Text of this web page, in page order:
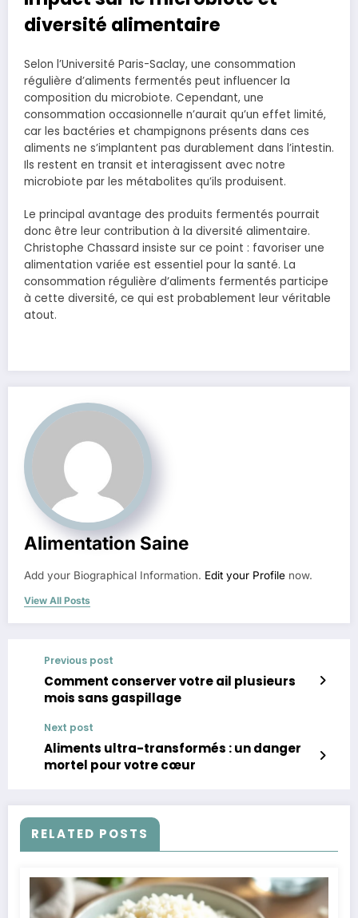
diversité alimentaire
Selon l’Université Paris-Saclay, une consommation
régulière d’aliments fermentés peut influencer la
composition du microbiote. Cependant, une
consommation occasionnelle n’aurait qu’un effet limité,
car les bactéries et champignons présents dans ces
aliments ne s’implantent pas durablement dans l’intestin.
Ils restent en transit et interagissent avec notre
microbiote par les métabolites qu’ils produisent.
Le principal avantage des produits fermentés pourrait
donc être leur contribution à la diversité alimentaire.
Christophe Chassard insiste sur ce point : favoriser une
alimentation variée est essentiel pour la santé. La
consommation régulière d’aliments fermentés participe
à cette diversité, ce qui est probablement leur véritable
atout.
Alimentation Saine
Add your Biographical Information. Edit your Profile now.
View All Posts
Previous post
Comment conserver votre ail plusieurs
mois sans gaspillage
Next post
Aliments ultra-transformés : un danger
mortel pour votre cœur
RELATED POSTS